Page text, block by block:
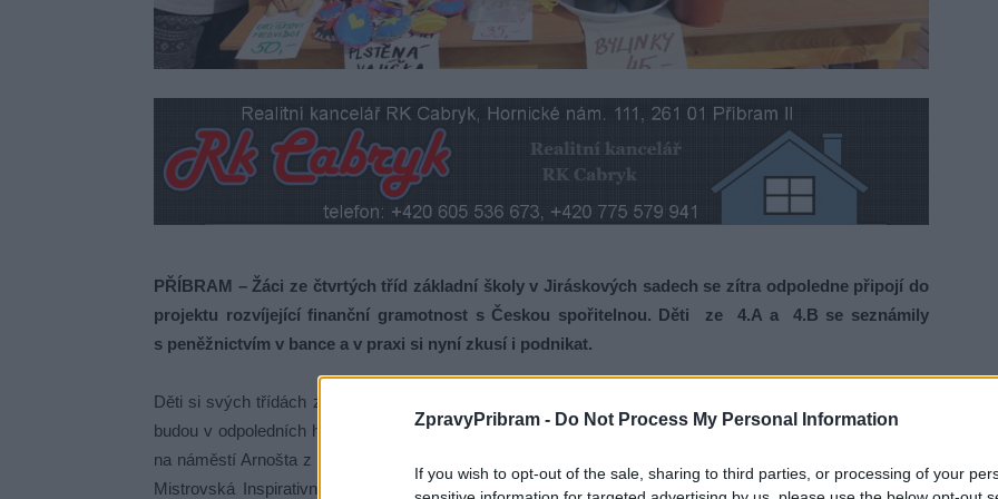
ZpravyPribram - Do Not Process My Personal Information
If you wish to opt-out of the sale, sharing to third parties, or processing of your
PŘÍBRAM – Žáci ze čtvrtých tříd základní školy v Jiráskových sadech se zítra odpoledne připojí do
projektu rozvíjející finanční gramotnost s Českou spořitelnou. Děti ze 4.A a 4.B se seznámily
s peněžnictvím v bance a v praxi si nyní zkusí i podnikat.
Děti si svých třídách založily „firmy“, ve kterých vyrobily nejrůznější velikonoční dekorace či ozdoby a ty
budou v odpoledních hodinách ve středu 3. dubna prodávat od 13 do 17 hodin u budovy České spořitelny
na náměstí Arnošta z Pardubic. Koupit si bude možné výrobky třídních firem ŠMIK, což znamená Školní
Mistrovská Inspirativní Kreativita ze 4.A a své výrobky nabídne i firma ŠPUNT, za kterou se skrývají